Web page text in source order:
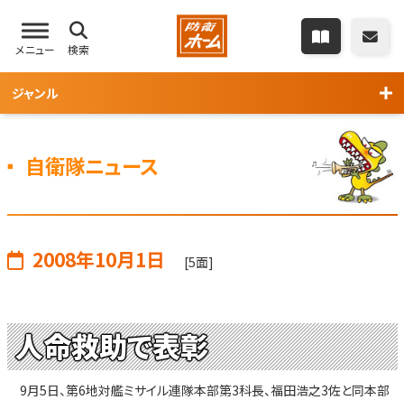
メニュー 検索
ジャンル
自衛隊ニュース
2008年10月1日 [5面]
人命救助で表彰
9月5日、第6地対艦ミサイル連隊本部第3科長、福田浩之3佐と同本部